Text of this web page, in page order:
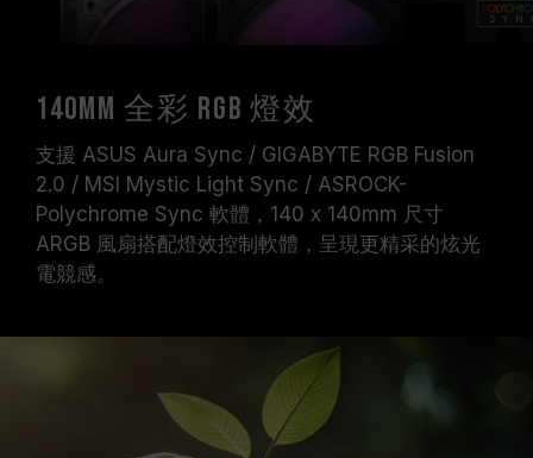
140mm 全彩 RGB 燈效
支援 ASUS Aura Sync / GIGABYTE RGB Fusion
2.0 / MSI Mystic Light Sync / ASROCK-
Polychrome Sync 軟體，140 x 140mm 尺寸
ARGB 風扇搭配燈效控制軟體，呈現更精采的炫光
電競感。